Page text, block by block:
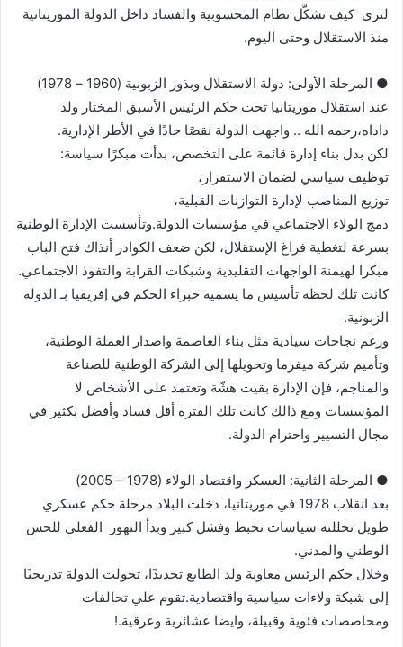
لنري كيف تشكّل نظام المحسوبية والفساد داخل الدولة الموريتانية
منذ الاستقلال وحتى اليوم.
● المرحلة الأولى: دولة الاستقلال وبذور الزبونية (1960 – 1978)
عند استقلال موريتانيا تحت حكم الرئيس الأسبق المختار ولد
داداه،رحمه الله .. واجهت الدولة نقصًا حادًا في الأطر الإدارية.
لكن بدل بناء إدارة قائمة على التخصص، بدأت مبكرًا سياسة:
توظيف سياسي لضمان الاستقرار،
توزيع المناصب لإدارة التوازنات القبلية،
دمج الولاء الاجتماعي في مؤسسات الدولة.وتأسست الإدارة الوطنية
بسرعة لتغطية فراغ الإستقلال، لكن ضعف الكوادر أنذاك فتح الباب
مبكرا لهيمنة الواجهات التقليدية وشبكات القرابة والتفوذ الاجتماعي.
كانت تلك لحظة تأسيس ما يسميه خبراء الحكم في إفريقيا بـ الدولة
الزبونية.
ورغم نجاحات سيادية مثل بناء العاصمة واصدار العملة الوطنية،
وتأميم شركة ميفرما وتحويلها إلى الشركة الوطنية للصناعة
والمناجم، فإن الإدارة بقيت هشّة وتعتمد على الأشخاص لا
المؤسسات ومع ذالك كانت تلك الفترة أقل فساد وأفضل بكثير في
مجال التسيير واحترام الدولة.
● المرحلة الثانية: العسكر واقتصاد الولاء (1978 – 2005)
بعد انقلاب 1978 في موريتانيا، دخلت البلاد مرحلة حكم عسكري
طويل تخللته سياسات تخبط وفشل كبير وبدأ التهور الفعلي للحس
الوطني والمدني.
وخلال حكم الرئيس معاوية ولد الطايع تحديدًا، تحولت الدولة تدريجيًا
إلى شبكة ولاءات سياسية واقتصادية.تقوم علي تحالفات
ومحاصصات فئوية وقبيلة، وايضا عشائرية وعرقية.!